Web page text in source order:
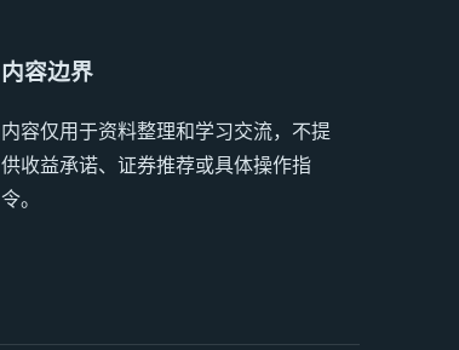
内容边界
内容仅用于资料整理和学习交流，不提
供收益承诺、证券推荐或具体操作指
令。